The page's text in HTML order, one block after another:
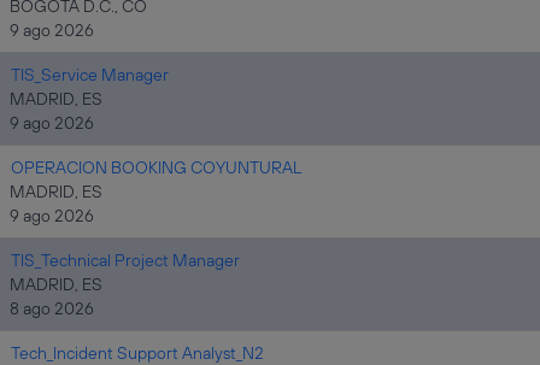
BOGOTA D.C., CO
9 ago 2026
TIS_Service Manager
MADRID, ES
9 ago 2026
OPERACION BOOKING COYUNTURAL
MADRID, ES
9 ago 2026
TIS_Technical Project Manager
MADRID, ES
8 ago 2026
Tech_Incident Support Analyst_N2